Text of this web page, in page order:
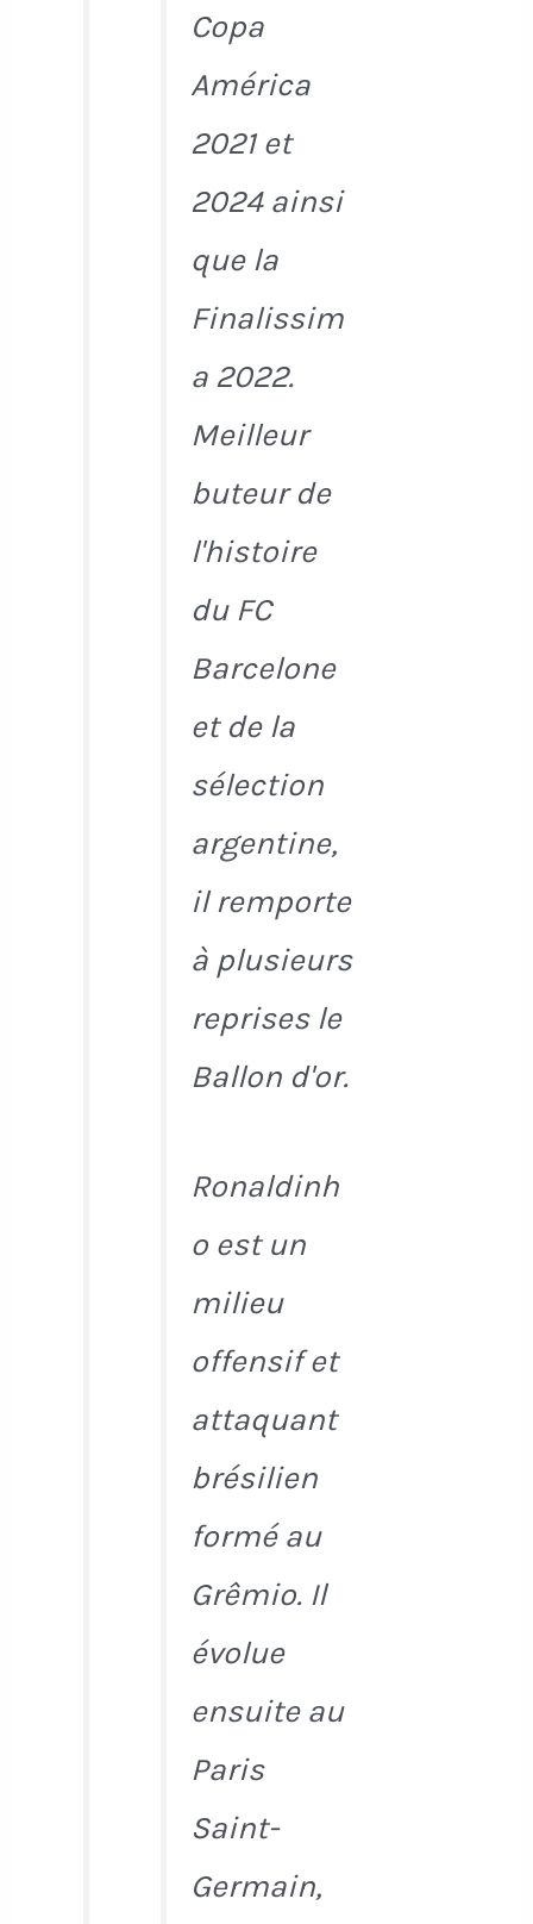
Copa
América
2021 et
2024 ainsi
que la
Finalissim
a 2022.
Meilleur
buteur de
l'histoire
du FC
Barcelone
et de la
sélection
argentine,
il remporte
à plusieurs
reprises le
Ballon d'or.
Ronaldinh
o est un
milieu
offensif et
attaquant
brésilien
formé au
Grêmio. Il
évolue
ensuite au
Paris
Saint-
Germain,